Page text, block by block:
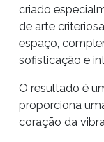
criado
de arte
espaço,
sofisticação e
O resultado é
proporciona
coração da